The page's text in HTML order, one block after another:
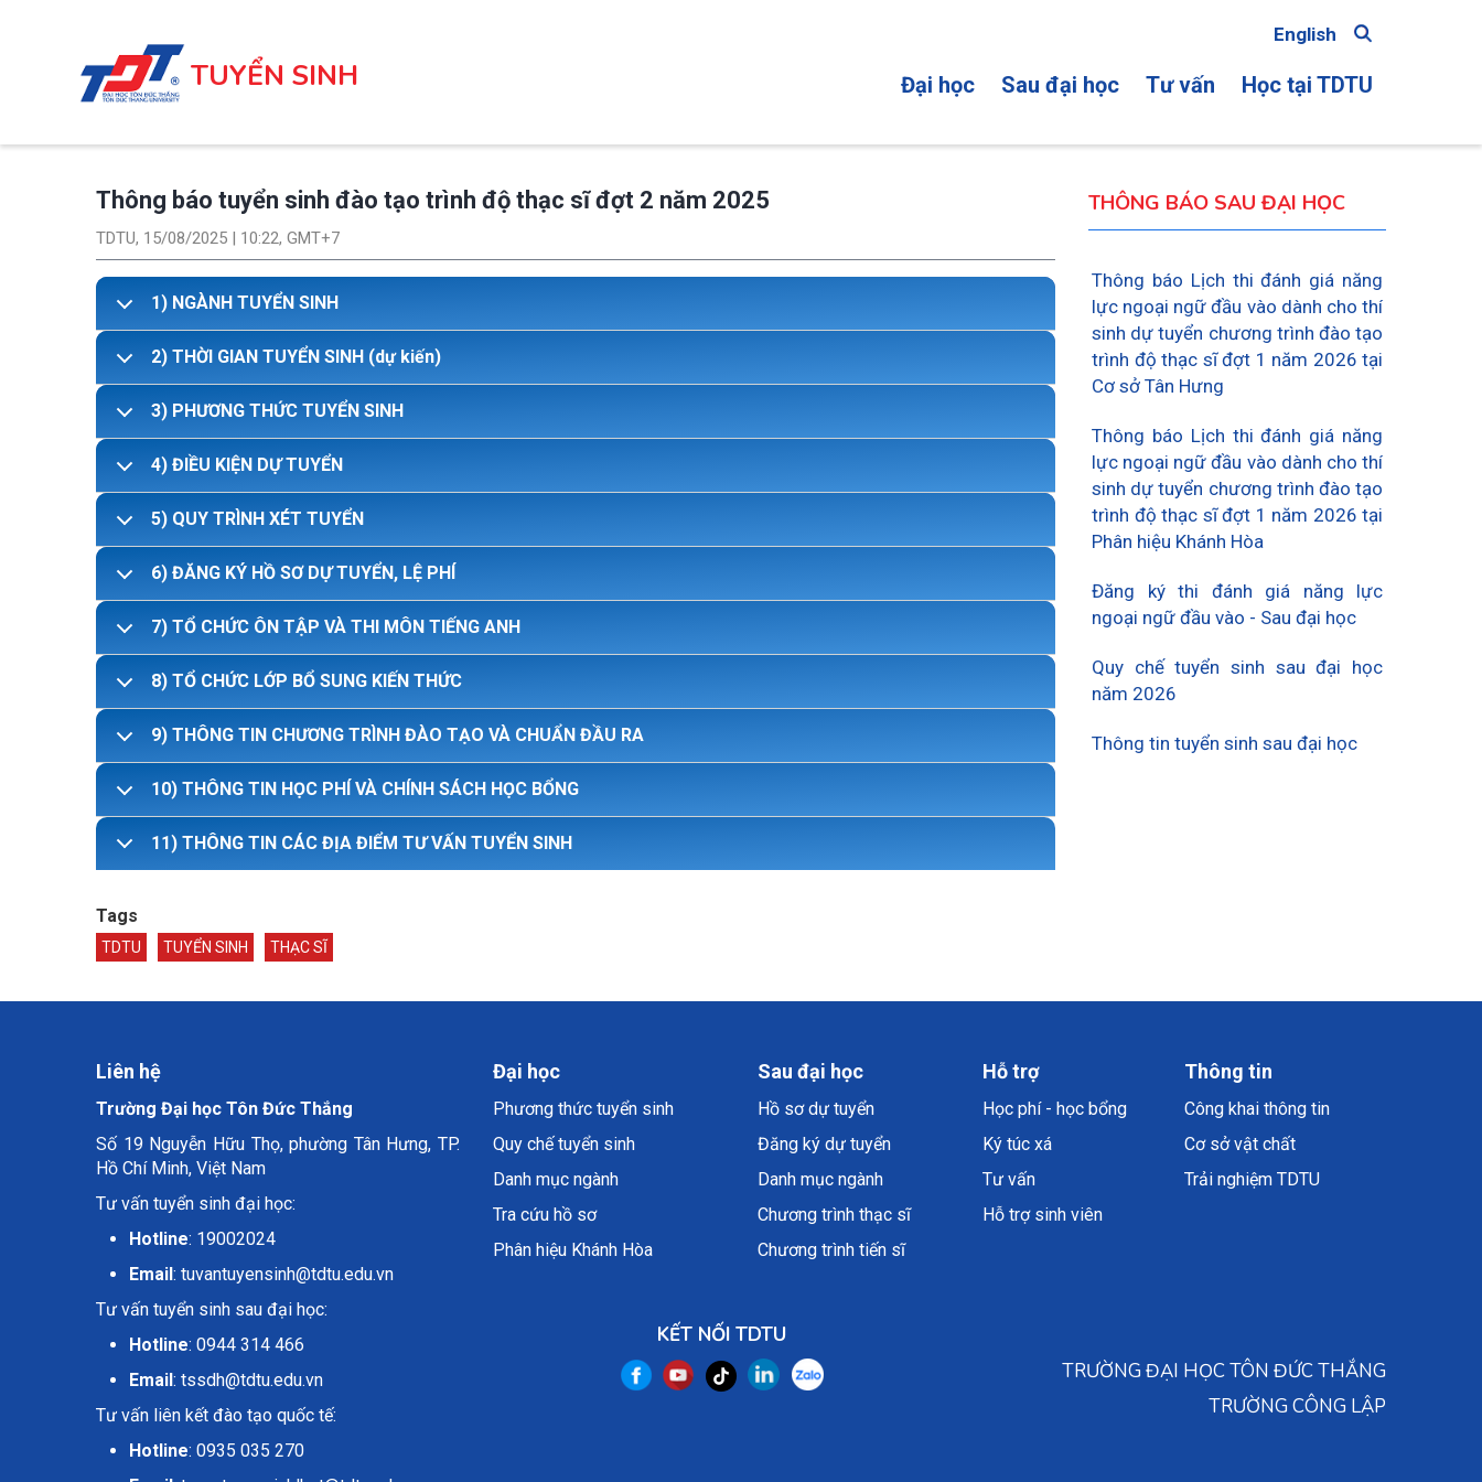
TUYỂN SINH
English
MAIN
NAVIGATION
Đại học Sau đại học Tư vấn Học tại TDTU
Thông báo tuyển sinh đào tạo trình độ thạc sĩ đợt 2 năm 2025
TDTU, 15/08/2025 | 10:22, GMT+7
1) NGÀNH TUYỂN SINH
2) THỜI GIAN TUYỂN SINH (dự kiến)
3) PHƯƠNG THỨC TUYỂN SINH
4) ĐIỀU KIỆN DỰ TUYỂN
5) QUY TRÌNH XÉT TUYỂN
6) ĐĂNG KÝ HỒ SƠ DỰ TUYỂN, LỆ PHÍ
7) TỔ CHỨC ÔN TẬP VÀ THI MÔN TIẾNG ANH
8) TỔ CHỨC LỚP BỔ SUNG KIẾN THỨC
9) THÔNG TIN CHƯƠNG TRÌNH ĐÀO TẠO VÀ CHUẨN ĐẦU RA
10) THÔNG TIN HỌC PHÍ VÀ CHÍNH SÁCH HỌC BỔNG
11) THÔNG TIN CÁC ĐỊA ĐIỂM TƯ VẤN TUYỂN SINH
Tags
TDTU TUYỂN SINH THẠC SĨ
THÔNG BÁO SAU ĐẠI HỌC
Thông báo Lịch thi đánh giá năng
lực ngoại ngữ đầu vào dành cho thí
sinh dự tuyển chương trình đào tạo
trình độ thạc sĩ đợt 1 năm 2026 tại
Cơ sở Tân Hưng
Thông báo Lịch thi đánh giá năng
lực ngoại ngữ đầu vào dành cho thí
sinh dự tuyển chương trình đào tạo
trình độ thạc sĩ đợt 1 năm 2026 tại
Phân hiệu Khánh Hòa
Đăng ký thi đánh giá năng lực
ngoại ngữ đầu vào - Sau đại học
Quy chế tuyển sinh sau đại học
năm 2026
Thông tin tuyển sinh sau đại học
Liên hệ
Trường Đại học Tôn Đức Thắng
Số 19 Nguyễn Hữu Thọ, phường Tân Hưng, TP.
Hồ Chí Minh, Việt Nam
Tư vấn tuyển sinh đại học:
Hotline: 19002024
Email: tuvantuyensinh@tdtu.edu.vn
Tư vấn tuyển sinh sau đại học:
Hotline: 0944 314 466
Email: tssdh@tdtu.edu.vn
Tư vấn liên kết đào tạo quốc tế:
Hotline: 0935 035 270
Đại học
Phương thức tuyển sinh
Quy chế tuyển sinh
Danh mục ngành
Tra cứu hồ sơ
Phân hiệu Khánh Hòa
Sau đại học
Hồ sơ dự tuyển
Đăng ký dự tuyển
Danh mục ngành
Chương trình thạc sĩ
Chương trình tiến sĩ
KẾT NỐI TDTU
Hỗ trợ
Học phí - học bổng
Ký túc xá
Tư vấn
Hỗ trợ sinh viên
Thông tin
Công khai thông tin
Cơ sở vật chất
Trải nghiệm TDTU
TRƯỜNG ĐẠI HỌC TÔN ĐỨC THẮNG
TRƯỜNG CÔNG LẬP